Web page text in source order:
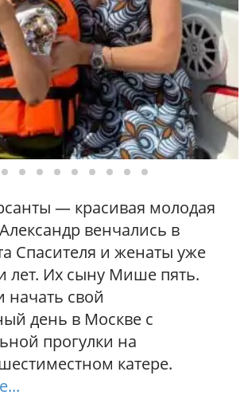
— красивая молодая
венчались в
Спасителя и женаты уже
лет. Их сыну Мише пять.
свой
день в Москве с
прогулки на
катере.